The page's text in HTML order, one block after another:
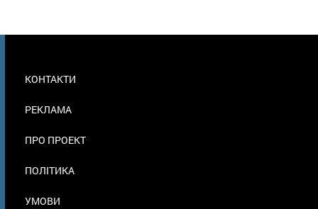
В
КОНТАКТИ
РЕКЛАМА
ПРО ПРОЕКТ
ПОЛІТИКА
УМОВИ